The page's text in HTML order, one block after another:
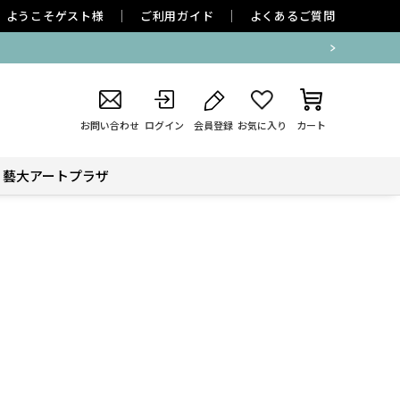
ようこそゲスト様 ご利用ガイド よくあるご質問
お問い合わせ ログイン 会員登録 お気に入り カート
藝大アートプラザ